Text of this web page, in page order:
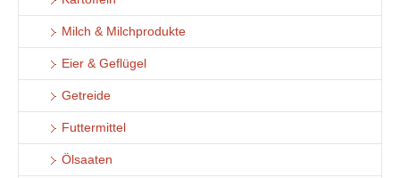
Milch & Milchprodukte
Eier & Geflügel
Getreide
Futtermittel
Ölsaaten